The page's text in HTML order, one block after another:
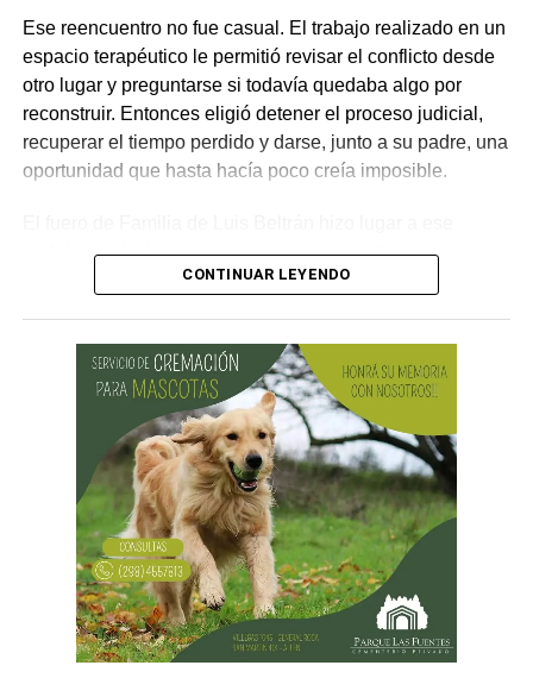
Ese reencuentro no fue casual. El trabajo realizado en un
espacio terapéutico le permitió revisar el conflicto desde
otro lugar y preguntarse si todavía quedaba algo por
reconstruir. Entonces eligió detener el proceso judicial,
recuperar el tiempo perdido y darse, junto a su padre, una
oportunidad que hasta hacía poco creía imposible.
pedido, declaró concluido el proceso por desistimiento y
ordenó el archivo de las actuaciones. La jueza consideró
El joven había promovido la acción para solicitar la
supresión de su apellido paterno. Durante la etapa inicial
del trámite se incorporó la documentación presentada, se
ordenó la publicación de edictos y se dispusieron
distintas medidas previas. En esa etapa la demanda
todavía no había sido notificada al progenitor.
Al comunicar su decisión de desistir, explicó que el
proceso terapéutico le permitió replantear el conflicto
desde otra perspectiva. Expresó que quería intentar
CONTINUAR LEYENDO